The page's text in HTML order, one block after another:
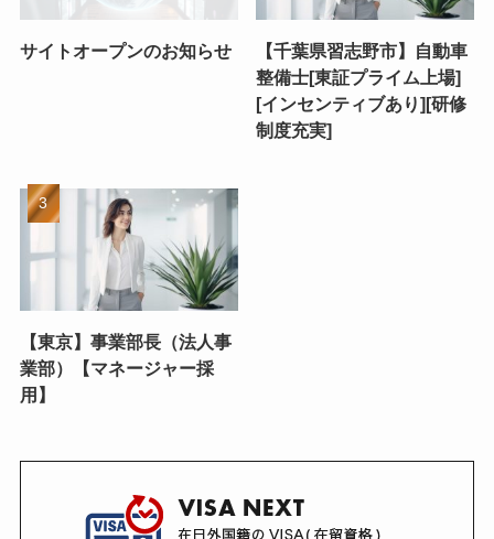
サイトオープンのお知らせ
【千葉県習志野市】自動車
整備士[東証プライム上場]
[インセンティブあり][研修
制度充実]
【東京】事業部長（法人事
業部）【マネージャー採
用】